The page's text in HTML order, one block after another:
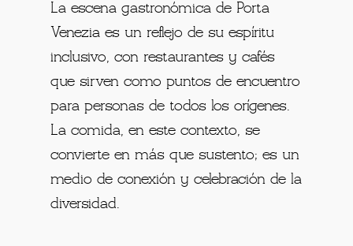
La escena gastronómica de Porta
Venezia es un reflejo de su espíritu
inclusivo, con restaurantes y cafés
que sirven como puntos de encuentro
para personas de todos los orígenes.
La comida, en este contexto, se
convierte en más que sustento; es un
medio de conexión y celebración de la
diversidad.